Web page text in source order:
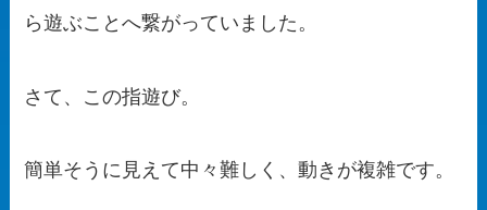
ら遊ぶことへ繋がっていました。
さて、この指遊び。
簡単そうに見えて中々難しく、動きが複雑です。